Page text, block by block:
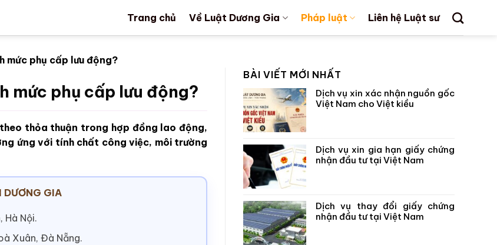
Trang chủ Về Luật Dương Gia Pháp luật Liên hệ Luật sư
mức phụ cấp lưu động?
mức phụ cấp lưu động?
thỏa thuận trong hợp đồng lao động,
ứng với tính chất công việc, môi trường
DƯƠNG GIA
Hà Nội.
Xuân, Đà Nẵng.
BÀI VIẾT MỚI NHẤT
Dịch vụ xin xác nhận nguồn gốc
Việt Nam cho Việt kiều
Dịch vụ xin gia hạn giấy chứng
nhận đầu tư tại Việt Nam
Dịch vụ thay đổi giấy chứng
nhận đầu tư tại Việt Nam